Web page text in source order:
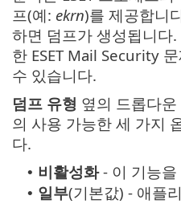
프(예: ekrn)를 제공합니
하면 덤프가 생성됩니다
한 ESET Mail Security
수 있습니다.
덤프 유형 옆의 드롭다
의 사용 가능한 세 가지
다.
• 비활성화- 이 기능을
• 일부(기본값) - 애플